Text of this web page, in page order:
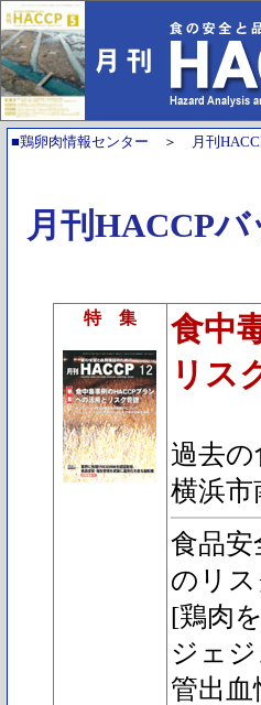
■鶏卵肉情報センター ＞ 月刊
月刊HACCP
特 集
食中
リス
過去の
横浜
食品安
のリ
[鶏肉
ジェ
管出